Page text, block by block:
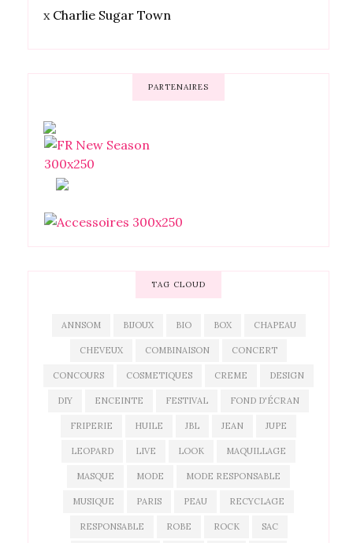
x Charlie Sugar Town
PARTENAIRES
TAG CLOUD
ANNSOM BIJOUX BIO BOX CHAPEAU
CHEVEUX COMBINAISON CONCERT
CONCOURS COSMETIQUES CREME DESIGN
DIY ENCEINTE FESTIVAL FOND D'ÉCRAN
FRIPERIE HUILE JBL JEAN JUPE
LEOPARD LIVE LOOK MAQUILLAGE
MASQUE MODE MODE RESPONSABLE
MUSIQUE PARIS PEAU RECYCLAGE
RESPONSABLE ROBE ROCK SAC